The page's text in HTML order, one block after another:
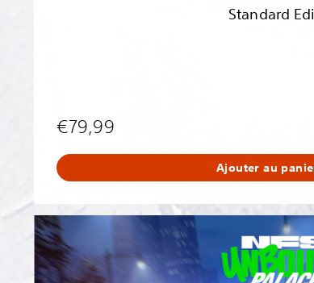
Standard
€79,99
Ajouter au
N
e
e
d